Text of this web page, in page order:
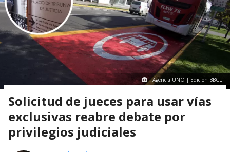
Agencia UNO | Edición BBCL
Solicitud de jueces para usar vías
exclusivas reabre debate por
privilegios judiciales